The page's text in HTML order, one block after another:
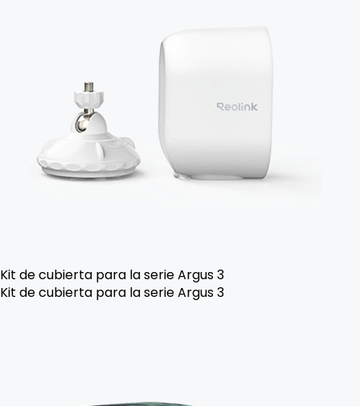
Kit de cubierta para la serie Argus 3
Kit de cubierta para la serie Argus 3